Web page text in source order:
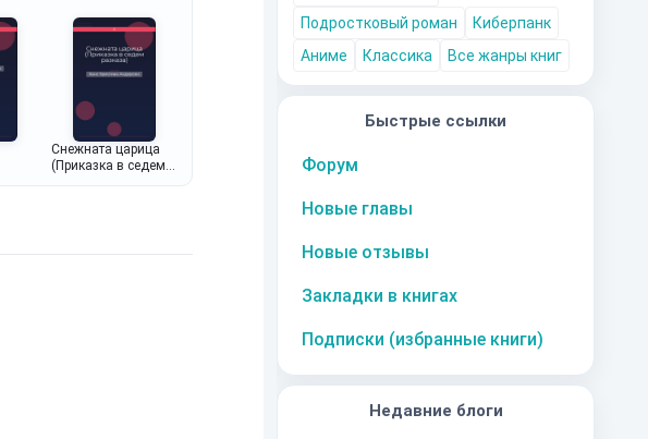
Подростковый роман
Киберпанк
Аниме
Классика Все жанры книг
Быстрые ссылки
Форум
Новые главы
Новые отзывы
Закладки в книгах
Подписки (избранные книги)
Недавние блоги
Снежната царица
(Приказка в седем